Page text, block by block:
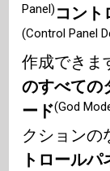
Panel) コント
(Control Panel
作成できま
のすべての
ード(God
クションの
トロールパ